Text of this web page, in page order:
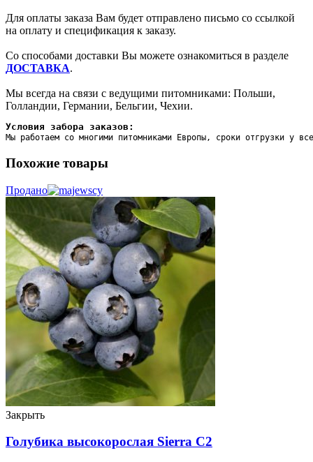
Для оплаты заказа Вам будет отправлено письмо со ссылкой
на оплату и спецификация к заказу.
Со способами доставки Вы можете ознакомиться в разделе
ДОСТАВКА.
Мы всегда на связи с ведущими питомниками: Польши,
Голландии, Германии, Бельгии, Чехии.
Условия забора заказов:
Мы работаем со многими питомниками Европы, сроки отгрузки у
Похожие товары
Продано
Закрыть
Голубика высокорослая Sierra C2